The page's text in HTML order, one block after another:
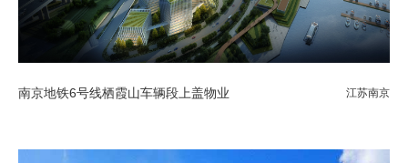
南京地铁6号线栖霞山车辆段上盖物业 江苏南京